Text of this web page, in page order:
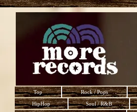
Top Rock / Pops
HipHop
Soul / R&B